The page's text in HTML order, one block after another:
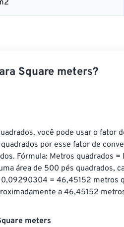
Square meters?
você pode usar o fator
por esse fator de
Fórmula: Metros quadrados =
área de 500 pés quadrados,
= 46,45152 metros
a 46,45152
meters